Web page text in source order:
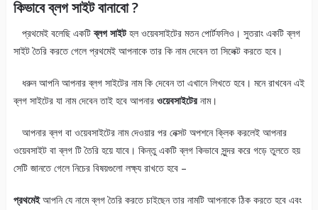
কিভাবে ব্লগ সাইট বানাবো ?
প্রথমেই বলেছি একটিব্লগ সাইটহল ওয়েবসাইটের মতন পোর্টফলিও। সুতরাং একটি ব্লগ
সাইট তৈরি করতে গেলে প্রথমেই আপনাকে তার কি নাম দেবেন তা সিলেক্ট করতে হবে।
ধরুন আপনি আপনার ব্লগ সাইটের নাম কি দেবেন তা এখানে লিখতে হবে। মনে রাখবেন এই
ব্লগ সাইটের যা নাম দেবেন তাই হবে আপনার ওয়েবসাইটেরনাম।
আপনার ব্লগ বা ওয়েবসাইটের নাম দেওয়ার পর নেক্সট অপশনে ক্লিক করলেই আপনার
ওয়েবসাইট বা ব্লগ টি তৈরি হয়ে যাবে। কিন্তু একটি ব্লগ কিভাবে সুন্দর করে গড়ে তুলতে হয়
সেটি জানতে গেলে নিচের বিষয়গুলো লক্ষ্য রাখতে হবে –
প্রথমেইআপনি যে নামে ব্লগ তৈরি করতে চাইছেন তার নামটি আপনাকে ঠিক করতে হবে এবং